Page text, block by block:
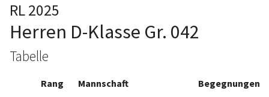
RL 2025
Herren D-Klasse Gr. 042
Tabelle
Rang Mannschaft Begegnungen